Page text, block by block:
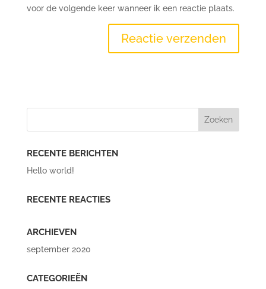
voor de volgende keer wanneer ik een reactie plaats.
RECENTE BERICHTEN
Hello world!
RECENTE REACTIES
ARCHIEVEN
september 2020
CATEGORIEËN